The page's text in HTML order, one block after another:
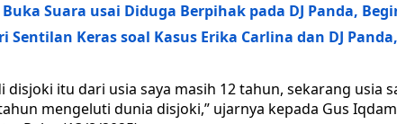
Suara usai Diduga Berpihak pada DJ Panda,
Sentilan Keras soal Kasus Erika Carlina dan DJ
disjoki itu dari usia saya masih 12 tahun, sekarang usia
mengeluti dunia disjoki,” ujarnya kepada Gus